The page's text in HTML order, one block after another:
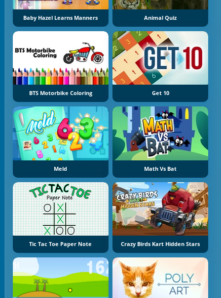
Baby Hazel Learns Manners Animal Quiz
BTS Motorbike Coloring Get 10
Meld Math Vs Bat
Tic Tac Toe Paper Note Crazy Birds Kart Hidden Stars